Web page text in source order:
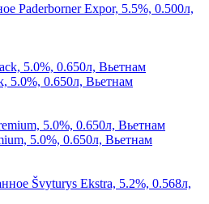
Paderborner Expor, 5.5%, 0.500л,
5.0%, 0.650л, Вьетнам
5.0%, 0.650л, Вьетнам